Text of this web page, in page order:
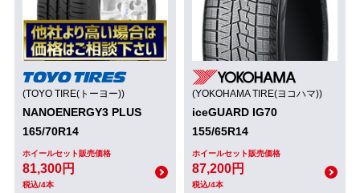
(TOYO TIRE(トーヨー))
NANOENERGY3 PLUS
165/70R14
ホイールセット販売価格
81,300円
税込/4本
(YOKOHAMA TIRE(ヨコハマ))
iceGUARD IG70
155/65R14
ホイールセット販売価格
87,200円
税込/4本